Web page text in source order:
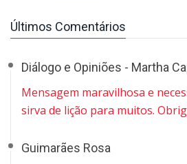
Últimos Comentários
Diálogo e Opiniões - Martha
Mensagem maravilhosa e
sirva de lição para muitos.
Guimarães Rosa